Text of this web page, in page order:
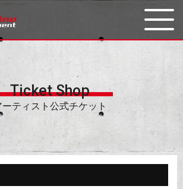
Ticket Shop
ーティスト公式チケット